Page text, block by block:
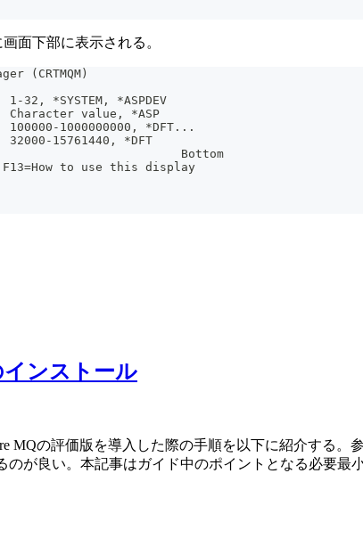
面下部に表示される。
(CRTMQM)
*SYSTEM, *ASPDEV
value, *ASP
1000000000, *DFT...
15761440, *DFT
Bottom
to use this display
インストール
MQの評価版を導入した際の手順を以下に紹介する
のが良い。本記事はガイド中のポイントとなる必要最